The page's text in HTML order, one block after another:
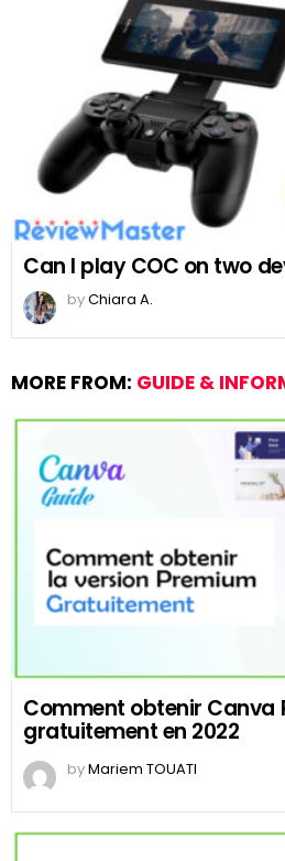
Can I play COC on two
byChiara A.
MORE FROM: GUIDE &
Comment obtenir Canva
gratuitement en 2022
byMariem TOUATI